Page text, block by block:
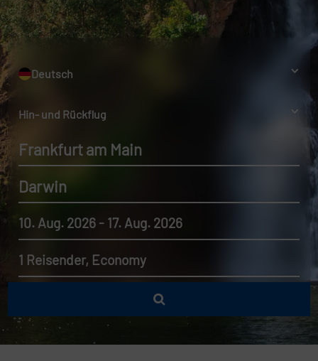
Deutsch
Hin- und Rückflug
Frankfurt am Main
Darwin
10. Aug. 2026 - 17. Aug. 2026
1 Reisender, Economy